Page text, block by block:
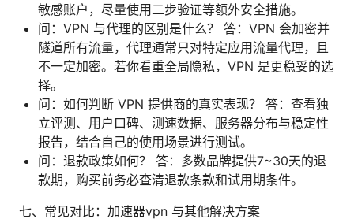
敏感账户，尽量使用二步验证等额外安全措施。
问：VPN 与代理的区别是什么？ 答：VPN 会加密并
隧道所有流量，代理通常只对特定应用流量代理，且
不一定加密。若你看重全局隐私，VPN 是更稳妥的选
择。
问：如何判断 VPN 提供商的真实表现？ 答：查看独
立评测、用户口碑、测速数据、服务器分布与稳定性
报告，结合自己的使用场景进行测试。
问：退款政策如何？ 答：多数品牌提供7~30天的退
款期，购买前务必查清退款条款和试用期条件。
七、常见对比：加速器vpn 与其他解决方案